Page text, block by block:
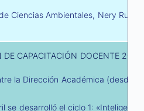
Ciencias Ambientales, Nery Ruth
DE CAPACITACIÓN DOCENTE 2025
la Dirección Académica (desde
se desarrolló el ciclo 1: